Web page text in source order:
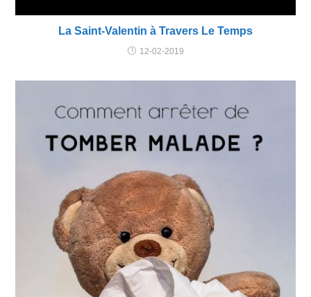
La Saint-Valentin à Travers Le Temps
12-02-2019